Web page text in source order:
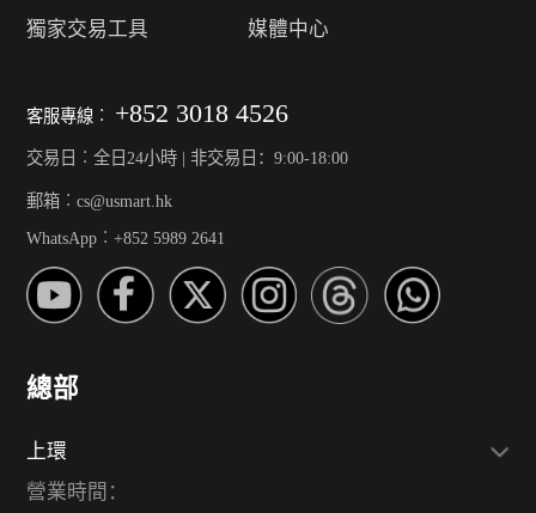
獨家交易工具
媒體中心
客服專線︰ +852 3018 4526
交易日︰全日24小時 | 非交易日：9:00-18:00
郵箱︰cs@usmart.hk
WhatsApp︰+852 5989 2641
總部
上環
營業時間：